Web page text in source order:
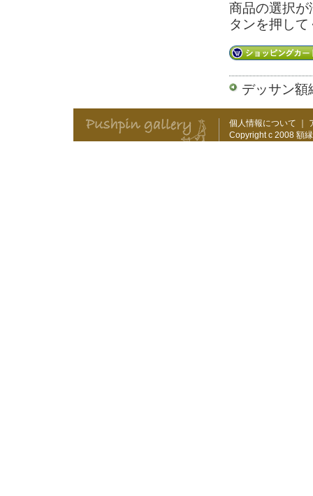
商品の選択
タンを押し
デッサン額
個人情報について
Copyright c 2008 額